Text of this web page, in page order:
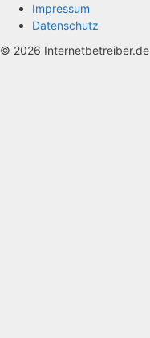
Impressum
Datenschutz
© 2026 Internetbetreiber.de